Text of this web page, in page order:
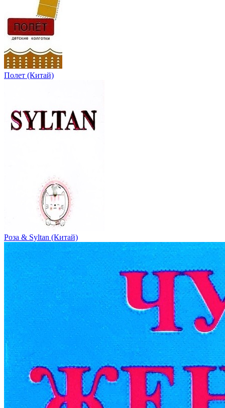
Полет (Китай)
Роза & Syltan (Китай)